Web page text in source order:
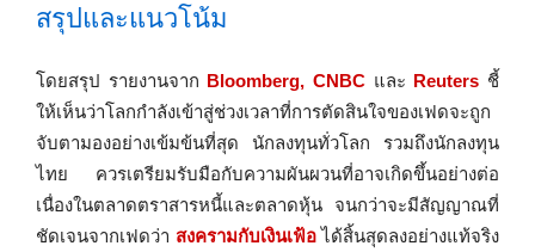
สรุปและแนวโน้ม
โดยสรุป รายงานจาก Bloomberg, CNBC และ Reuters ชี้
ให้เห็นว่าโลกกำลังเข้าสู่ช่วงเวลาที่การตัดสินใจของเฟดจะถูก
จับตามองอย่างเข้มข้นที่สุด นักลงทุนทั่วโลก รวมถึงนักลงทุน
ไทย ควรเตรียมรับมือกับความผันผวนที่อาจเกิดขึ้นอย่างต่อ
เนื่องในตลาดตราสารหนี้และตลาดหุ้น จนกว่าจะมีสัญญาณที่
ชัดเจนจากเฟดว่า สงครามกับเงินเฟ้อได้สิ้นสุดลงอย่างแท้จริง